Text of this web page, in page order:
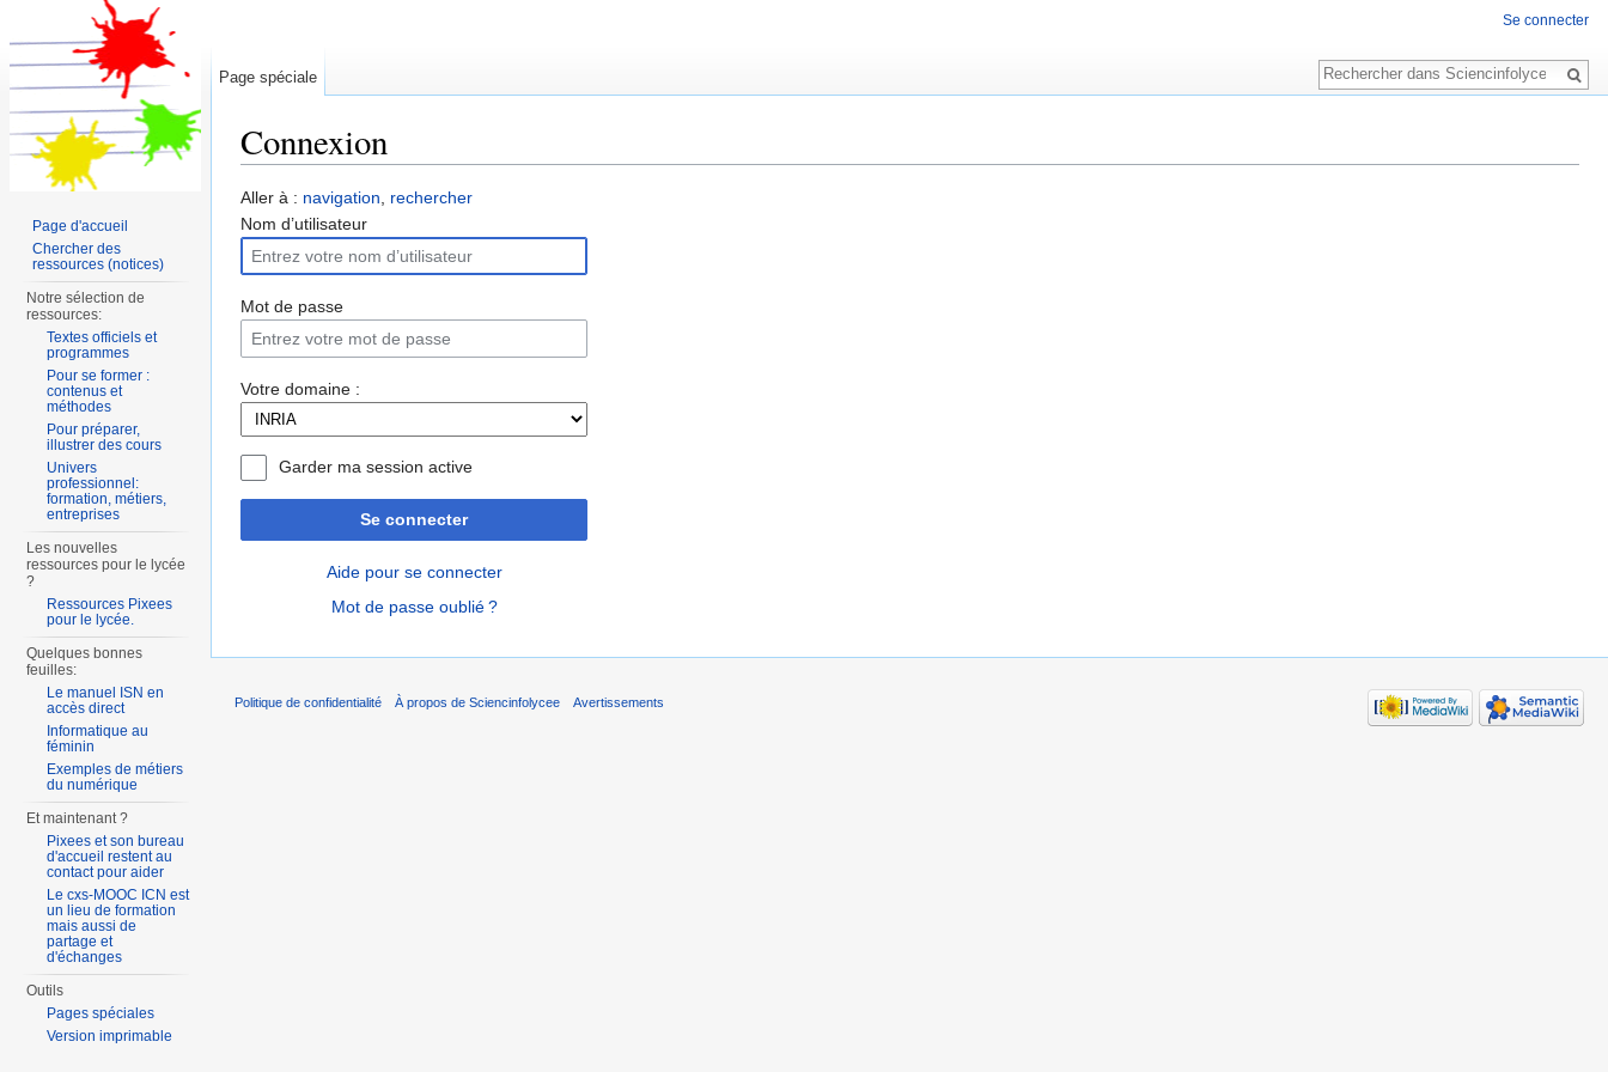
Connexion
Aller à : navigation, rechercher
Nom d’utilisateur
Mot de passe
Votre domaine :
Garder ma session active
Se connecter
Aide pour se connecter
Mot de passe oublié ?
Se connecter
Page spéciale
Page d'accueil
Chercher des
ressources (notices)
Notre sélection de
ressources:
Textes officiels et
programmes
Pour se former :
contenus et
méthodes
Pour préparer,
illustrer des cours
Univers
professionnel:
formation, métiers,
entreprises
Les nouvelles
ressources pour le lycée
?
Ressources Pixees
pour le lycée.
Quelques bonnes
feuilles:
Le manuel ISN en
accès direct
Informatique au
féminin
Exemples de métiers
du numérique
Et maintenant ?
Pixees et son bureau
d'accueil restent au
contact pour aider
Le cxs-MOOC ICN est
un lieu de formation
mais aussi de
partage et
d'échanges
Outils
Pages spéciales
Version imprimable
Politique de confidentialité À propos de Sciencinfolycee Avertissements